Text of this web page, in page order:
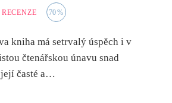
RECENZE 70%
kniha má setrvalý úspěch i v
čtenářskou únavu snad
časté a…